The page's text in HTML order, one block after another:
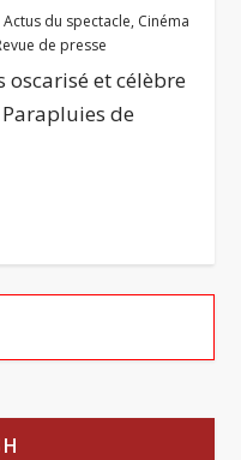
Actus du spectacle, Cinéma
de presse
et célèbre
de